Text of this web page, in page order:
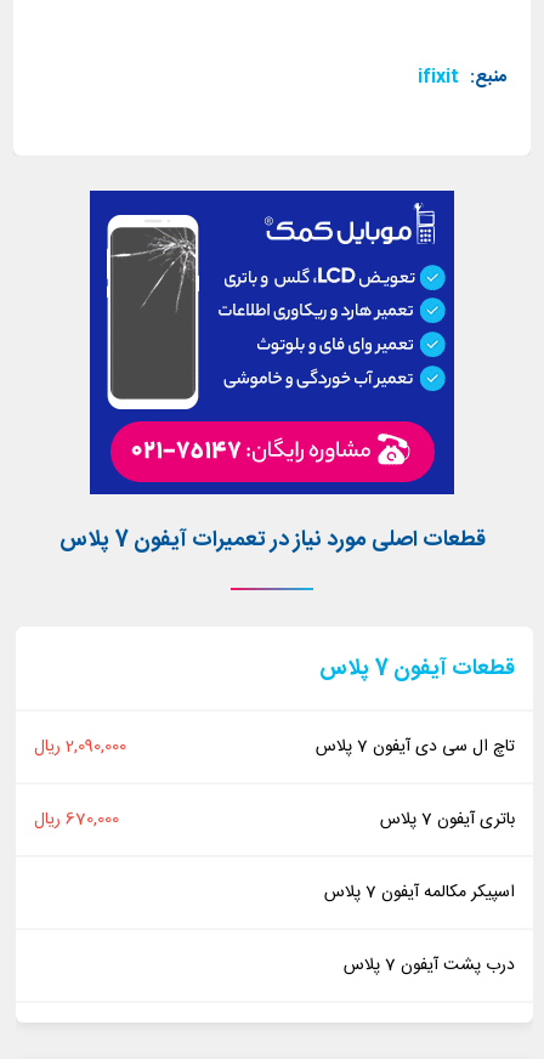
منبع: ifixit
قطعات اصلی مورد نیاز در تعمیرات آیفون 7 پلاس
قطعات آیفون 7 پلاس
تاچ ال سی دی آیفون 7 پلاس 2,090,000 ریال
باتری آیفون 7 پلاس 670,000 ریال
اسپیکر مکالمه آیفون 7 پلاس
درب پشت آیفون 7 پلاس